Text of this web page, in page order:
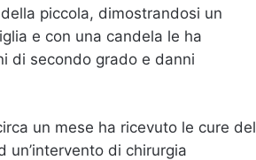
piccola, dimostrandosi un
e con una candela le ha
di secondo grado e danni
un mese ha ricevuto le cure del
di chirurgia